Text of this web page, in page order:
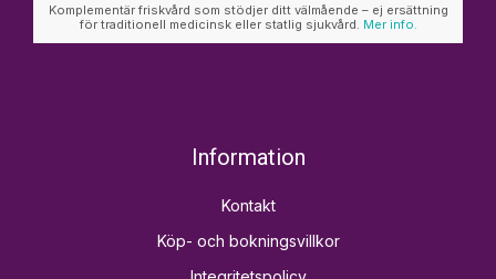
Komplementär friskvård som stödjer ditt välmående – ej ersättning
för traditionell medicinsk eller statlig sjukvård. Mer info.
Information
Kontakt
Köp- och bokningsvillkor